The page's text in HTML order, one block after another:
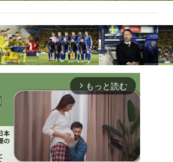
arrow_forward_ios もっと読む